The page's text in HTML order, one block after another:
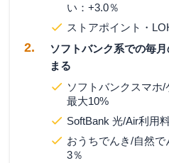
い：+3.0％
ストアポイント・
ソフトバンク系での毎
まる
ソフトバンクスマホ/
最大10%
SoftBank 光/Air利用
おうちでんき/自然
3％